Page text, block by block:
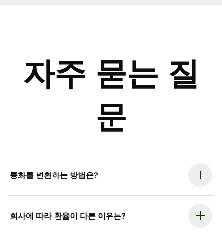
자주 묻는 질
문
통화를 변환하는 방법은?
회사에 따라 환율이 다른 이유는?